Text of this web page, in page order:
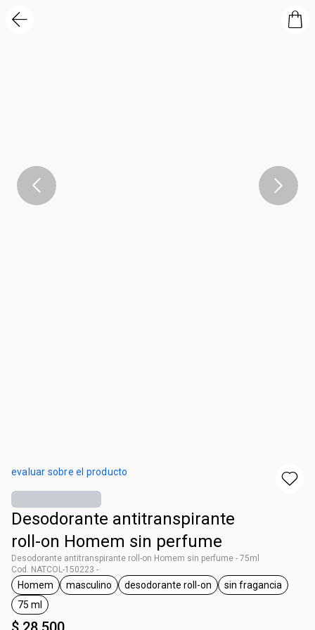
evaluar sobre el producto
Desodorante antitranspirante
roll-on Homem sin perfume
Desodorante antitranspirante roll-on Homem sin perfume - 75ml
Cod. NATCOL-150223 -
general.tag Homem
Homem
general.tag masculino
masculino
general.tag desodorante roll-on
desodorante roll-on
general.tag
sin fragancia
general.tag 75 ml
75 ml